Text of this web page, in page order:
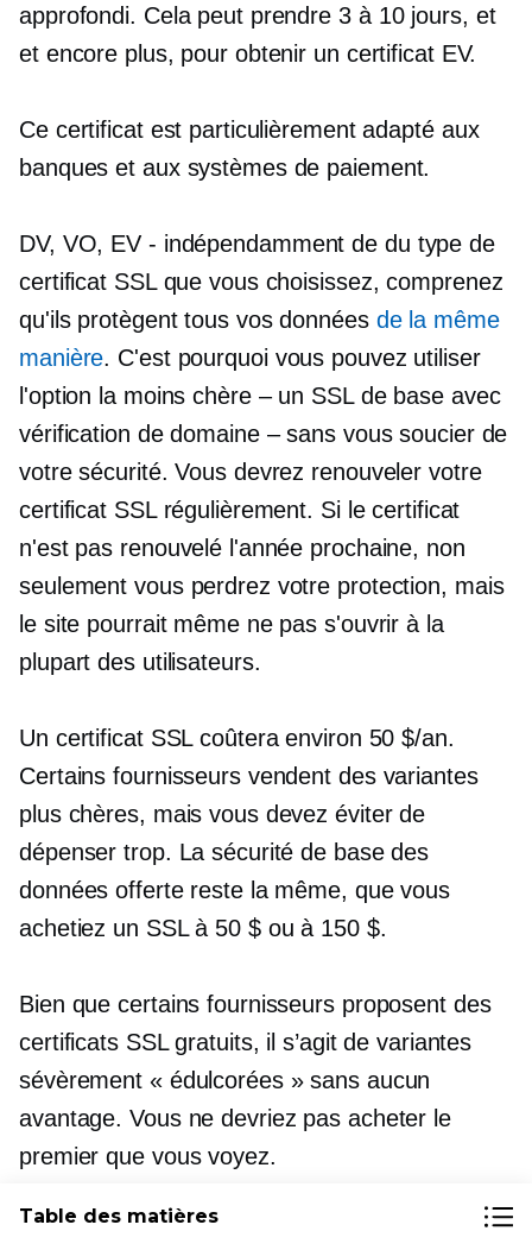
approfondi. Cela peut prendre 3 à 10 jours, et
et encore plus, pour obtenir un certificat EV.
Ce certificat est particulièrement adapté aux
banques et aux systèmes de paiement.
DV, VO, EV - indépendamment de du type de
certificat SSL que vous choisissez, comprenez
qu'ils protègent tous vos données de la même
manière. C'est pourquoi vous pouvez utiliser
l'option la moins chère – un SSL de base avec
vérification de domaine – sans vous soucier de
votre sécurité. Vous devrez renouveler votre
certificat SSL régulièrement. Si le certificat
n'est pas renouvelé l'année prochaine, non
seulement vous perdrez votre protection, mais
le site pourrait même ne pas s'ouvrir à la
plupart des utilisateurs.
Un certificat SSL coûtera environ 50 $/an.
Certains fournisseurs vendent des variantes
plus chères, mais vous devez éviter de
dépenser trop. La sécurité de base des
données offerte reste la même, que vous
achetiez un SSL à 50 $ ou à 150 $.
Bien que certains fournisseurs proposent des
certificats SSL gratuits, il s’agit de variantes
sévèrement « édulcorées » sans aucun
avantage. Vous ne devriez pas acheter le
premier que vous voyez.
Les certificats SSL sont émis par des « centres
Table des matières